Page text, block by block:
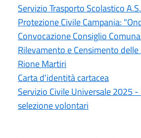
Servizio Trasporto Scolastico
Protezione Civile Campania:
Convocazione Consiglio
Rilevamento e Censimento
Rione Martiri
Carta d'identità cartacea
Servizio Civile Universale 2025
selezione volontari